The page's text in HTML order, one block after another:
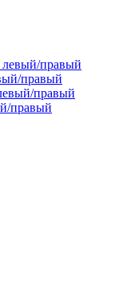
правый
правый
правый
правый